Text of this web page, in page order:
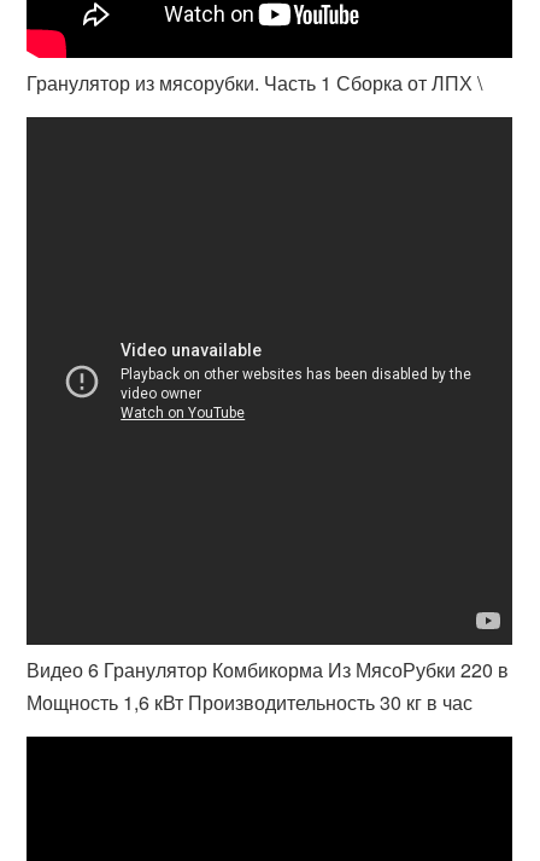
Гранулятор из мясорубки. Часть 1 Сборка от ЛПХ \
Видео 6 Гранулятор Комбикорма Из МясоРубки 220 в
Мощность 1,6 кВт Производительность 30 кг в час